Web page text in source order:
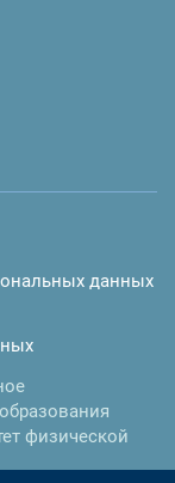
данных
физической